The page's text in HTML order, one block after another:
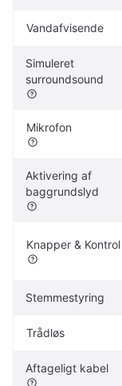
Vandafvisende
Simuleret
surroundsound
Mikrofon
Aktivering af
baggrundslyd
Knapper & Kontrol
Stemmestyring
Trådløs
Aftageligt kabel